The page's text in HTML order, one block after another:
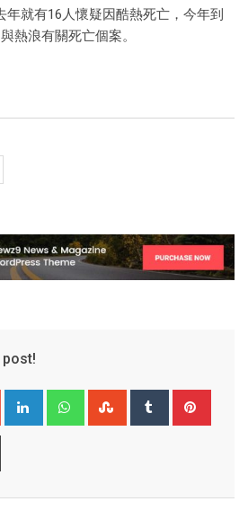
年就有16人懷疑因酷熱死亡，今年到
熱浪有關死亡個案。